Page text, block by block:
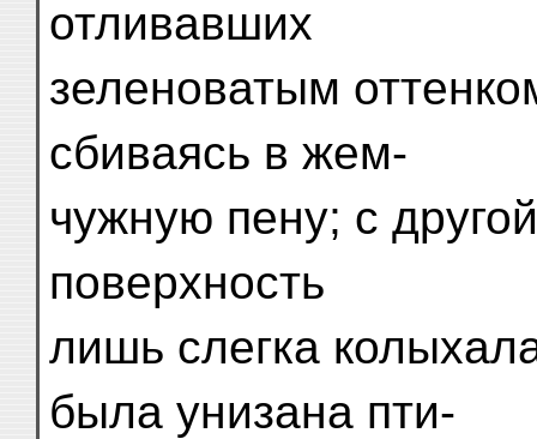
отливавших
зеленоватым
сбиваясь в жем-
чужную пену; с
поверхность
лишь слегка
была унизана пти-